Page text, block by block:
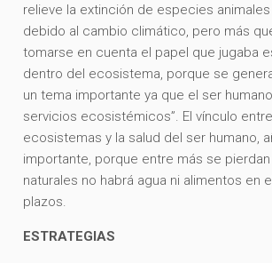
relieve la extinción de especies
debido al cambio climático, pero más
tomarse en cuenta el papel que jugaba
dentro del ecosistema, porque se
un tema importante ya que el ser
servicios ecosistémicos”. El vínculo
ecosistemas y la salud del ser humano,
importante, porque entre más se
naturales no habrá agua ni alimentos en
plazos.
ESTRATEGIAS